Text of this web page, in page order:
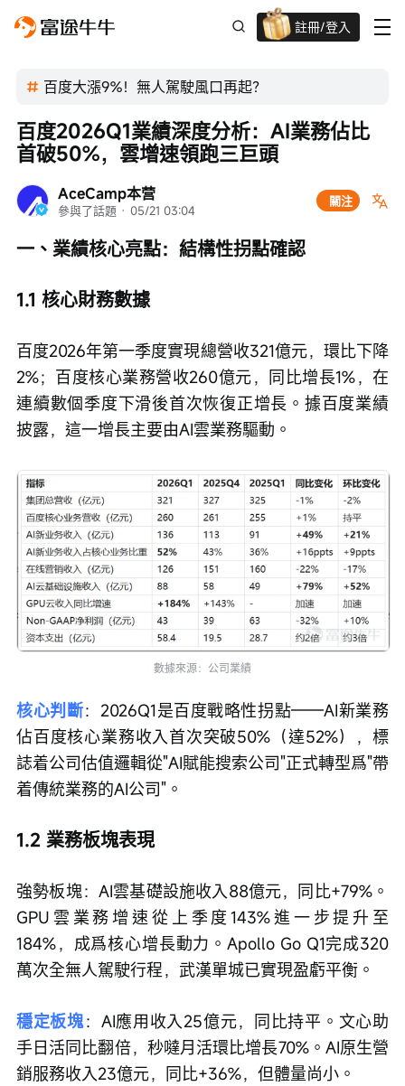
註冊/登入
高達過千蚊獎賞
百度大漲9%！無人駕駛風口再起？
AceCamp本营
參與了話題 · 05/21 03:04
關注
百度2026Q1業績深度分析：AI業務佔比
首破50%，雲增速領跑三巨頭
一、業績核心亮點：結構性拐點確認
1.1 核心財務數據
百度2026年第一季度實現總營收321億元，環比下降
2%；百度核心業務營收260億元，同比增長1%，在
連續數個季度下滑後首次恢復正增長。據百度業績
披露，這一增長主要由AI雲業務驅動。
數據來源：公司業績
核心判斷：2026Q1是百度戰略性拐點——AI新業務
佔百度核心業務收入首次突破50%（達52%），標
誌着公司估值邏輯從"AI賦能搜索公司"正式轉型爲"帶
着傳統業務的AI公司"。
1.2 業務板塊表現
強勢板塊：AI雲基礎設施收入88億元，同比+79%。
GPU雲業務增速從上季度143%進一步提升至
184%，成爲核心增長動力。Apollo Go Q1完成320
萬次全無人駕駛行程，武漢單城已實現盈虧平衡。
穩定板塊：AI應用收入25億元，同比持平。文心助
手日活同比翻倍，秒噠月活環比增長70%。AI原生營
銷服務收入23億元，同比+36%，但體量尚小。